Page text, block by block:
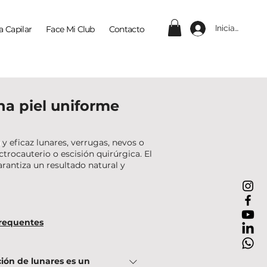
Capilar Face Mi Club Contacto Iniciar sesión
piel uniforme
eficaz lunares, verrugas, nevos o
o escisión quirúrgica. El
un resultado natural y
de lunares es un